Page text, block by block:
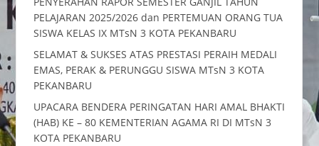
PELAJARAN 2025/2026 dan PERTEMUAN ORANG TUA
SISWA KELAS IX MTsN 3 KOTA PEKANBARU
SELAMAT & SUKSES ATAS PRESTASI PERAIH MEDALI
EMAS, PERAK & PERUNGGU SISWA MTsN 3 KOTA
PEKANBARU
UPACARA BENDERA PERINGATAN HARI AMAL BHAKTI
(HAB) KE – 80 KEMENTERIAN AGAMA RI DI MTsN 3
KOTA PEKANBARU